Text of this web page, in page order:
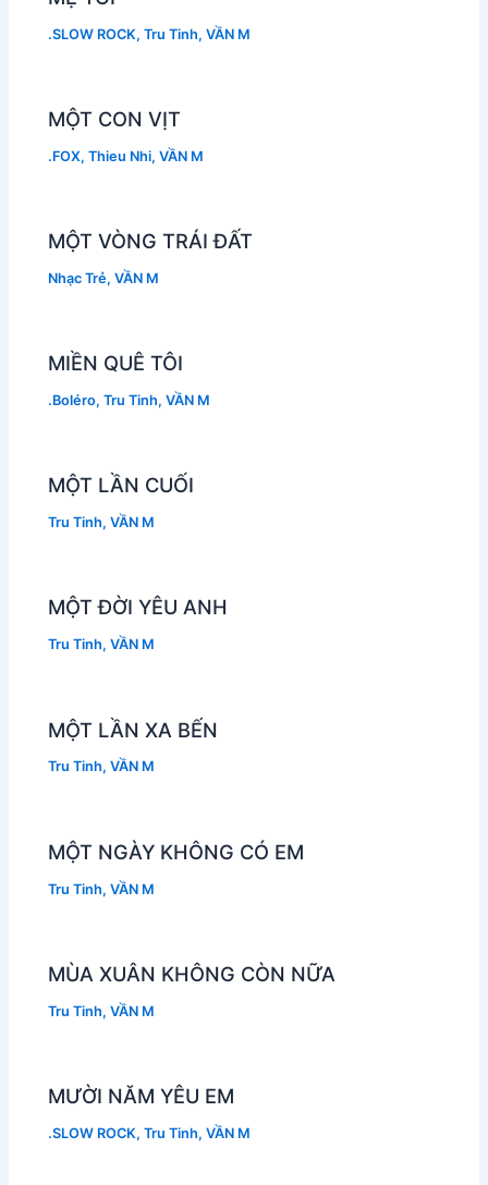
.SLOW ROCK,Tru Tinh,VẦN M
MỘT CON VỊT
.FOX,Thieu Nhi,VẦN M
MỘT VÒNG TRÁI ĐẤT
Nhạc Trẻ,VẦN M
MIỀN QUÊ TÔI
.Boléro,Tru Tinh,VẦN M
MỘT LẦN CUỐI
Tru Tinh,VẦN M
MỘT ĐỜI YÊU ANH
Tru Tinh,VẦN M
MỘT LẦN XA BẾN
Tru Tinh,VẦN M
MỘT NGÀY KHÔNG CÓ EM
Tru Tinh,VẦN M
MÙA XUÂN KHÔNG CÒN NỮA
Tru Tinh,VẦN M
MƯỜI NĂM YÊU EM
.SLOW ROCK,Tru Tinh,VẦN M